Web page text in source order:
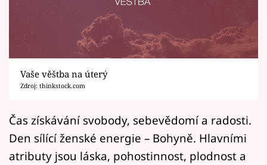
Horoskopy
Sledujte prima+
Filmový festival Karlovy Vary
Mámy sobě
Vaše věštba na úterý
Zdroj: thinkstock.com
Čas získávání svobody, sebevědomí a radosti.
Den sílící ženské energie – Bohyně. Hlavními
atributy jsou láska, pohostinnost, plodnost a